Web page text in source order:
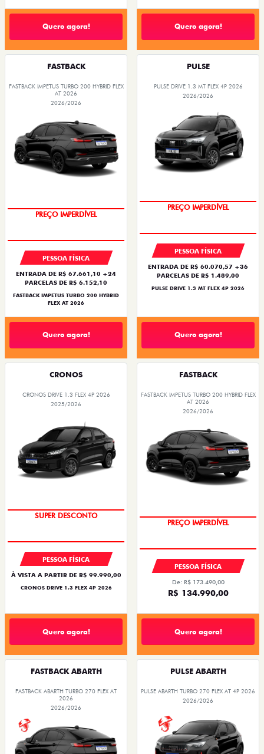
Quero agora! Quero agora!
FASTBACK
FASTBACK IMPETUS TURBO 200 HYBRID FLEX
AT 2026
2026/2026
OPORTUNIDADE
PESSOA FÍSICA
ENTRADA DE R$ 67.661,10 +24
PARCELAS DE R$ 6.152,10
FASTBACK IMPETUS TURBO 200 HYBRID
FLEX AT 2026
Quero agora!
PULSE
PULSE DRIVE 1.3 MT FLEX 4P 2026
2026/2026
OPORTUNIDADE
PESSOA FÍSICA
ENTRADA DE R$ 60.070,57 +36
PARCELAS DE R$ 1.489,00
PULSE DRIVE 1.3 MT FLEX 4P 2026
Quero agora!
CRONOS
CRONOS DRIVE 1.3 FLEX 4P 2026
2025/2026
BÔNUS DE ATÉ R$ 14 MIL
PESSOA FÍSICA
À VISTA A PARTIR DE R$ 99.990,00
CRONOS DRIVE 1.3 FLEX 4P 2026
Quero agora!
FASTBACK
FASTBACK IMPETUS TURBO 200 HYBRID FLEX
AT 2026
2026/2026
OPORTUNIDADE
PESSOA FÍSICA
De: R$ 173.490,00
R$ 134.990,00
Quero agora!
FASTBACK ABARTH
FASTBACK ABARTH TURBO 270 FLEX AT
2026
2026/2026
PULSE ABARTH
PULSE ABARTH TURBO 270 FLEX AT 4P 2026
2026/2026